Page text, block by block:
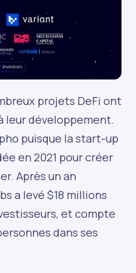
projets DeFi ont
leur développement.
puisque la start-up
en 2021 pour créer
Après un an
a levé $18 millions
et compte
dans ses